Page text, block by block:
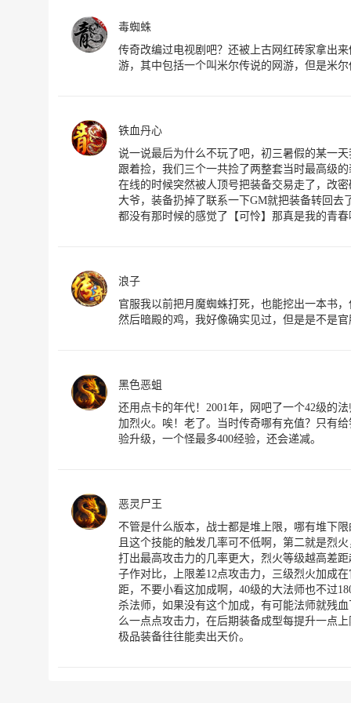
毒蜘蛛
传奇改编过电视剧吧？还被上古网红砖家拿出
游，其中包括一个叫米尔传说的网游，但是米
铁血丹心
说一说最后为什么不玩了吧，初三暑假的某一
跟着捡，我们三个一共捡了两整套当时最高级
在线的时候突然被人顶号把装备交易走了，改
大爷，装备扔掉了联系一下GM就把装备转回
都没有那时候的感觉了【可怜】那真是我的青
浪子
官服我以前把月魔蜘蛛打死，也能挖出一本书
然后暗殿的鸡，我好像确实见过，但是是不是
黑色恶蛆
还用点卡的年代！2001年，网吧了一个42级的
加烈火。唉！老了。当时传奇哪有充值？只有
验升级，一个怪最多400经验，还会递减。
恶灵尸王
不管是什么版本，战士都是堆上限，哪有堆下
且这个技能的触发几率可不低啊，第二就是烈
打出最高攻击力的几率更大，烈火等级越高差
子作对比，上限差12点攻击力，三级烈火加成
距，不要小看这加成啊，40级的大法师也不过
杀法师，如果没有这个加成，有可能法师就残
么一点点攻击力，在后期装备成型每提升一点
极品装备往往能卖出天价。